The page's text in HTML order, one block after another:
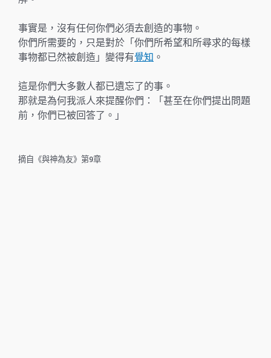
事實是，沒有任何你們必須去創造的事物。
你們所需要的，只是對於「你們所希望和所尋求的每樣
事物都已然被創造」變得有覺知 。
這是你們大多數人都已遺忘了的事。
那就是為何我派人來提醒你們：「甚至在你們提出問題
前，你們已被回答了。」
摘自《與神為友》第9章